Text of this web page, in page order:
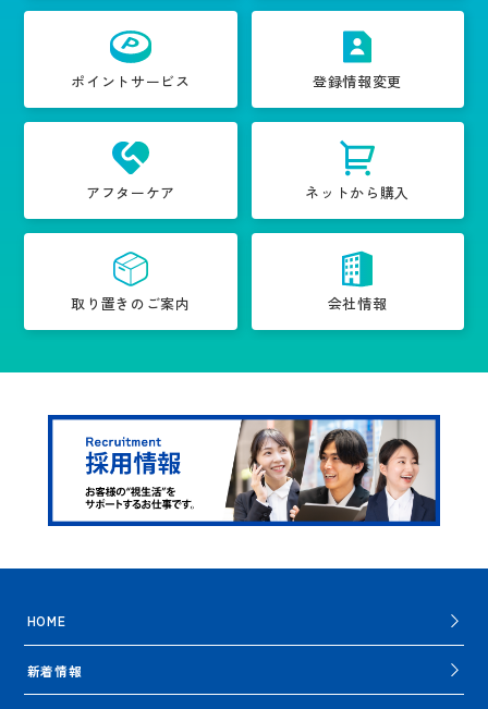
ポイントサービス 登録情報変更
アフターケア ネットから購入
取り置きのご案内 会社情報
HOME
新着情報